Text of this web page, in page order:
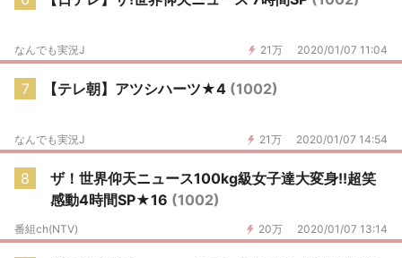
21万 2020/01/07 11:04
なんでも実況J
7 【テレ朝】アツシハーツ★4 (1002)
21万 2020/01/07 14:54
なんでも実況J
8
ザ！世界仰天ニュース100kg級女子達大変身!!超笑
感動4時間SP★16 (1002)
20万 2020/01/07 13:14
番組ch(NTV)